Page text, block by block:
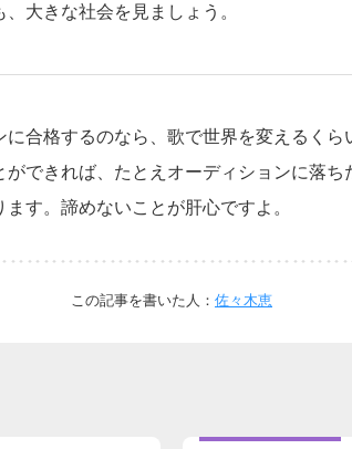
大きな社会を見ましょう。
に合格するのなら、歌で世界を変えるくら
できれば、たとえオーディションに落ち
す。諦めないことが肝心ですよ。
この記事を書いた人： 佐々木恵